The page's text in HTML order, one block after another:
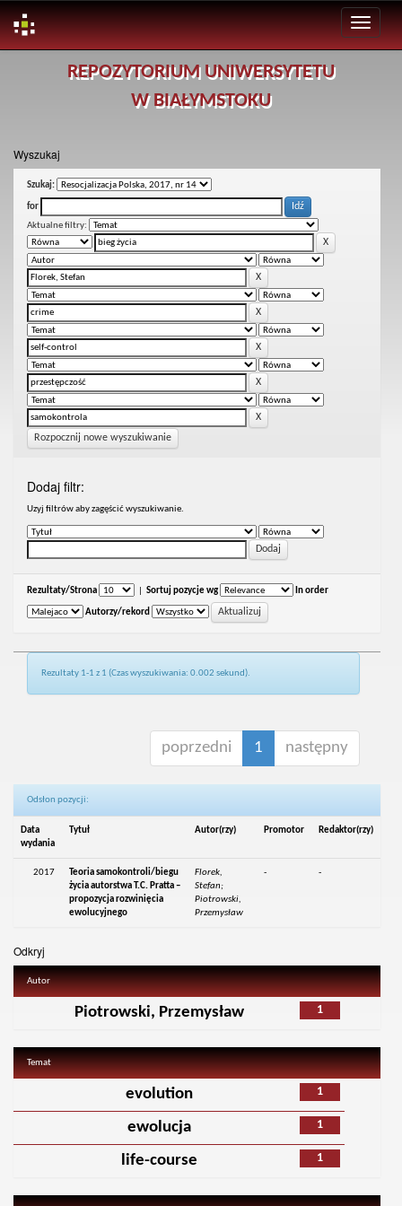
REPOZYTORIUM UNIWERSYTETU
W BIAŁYMSTOKU
Wyszukaj
Szukaj:
for
Aktualne filtry:
Rozpocznij nowe wyszukiwanie
Dodaj filtr:
Uzyj filtrów aby zagęścić wyszukiwanie.
Rezultaty/Strona Sortuj pozycje wg In order
Autorzy/rekord
Rezultaty 1-1 z 1 (Czas wyszukiwania: 0.002 sekund).
poprzedni 1 następny
Odsłon pozycji:
Data
wydania
Tytuł Autor(rzy) Promotor Redaktor(rzy)
2017
Teoria samokontroli/biegu
życia autorstwa T.C. Pratta –
propozycja rozwinięcia
ewolucyjnego
Florek,
Stefan;
Piotrowski,
Przemysław
- -
Odkryj
Autor
1
Piotrowski, Przemysław
Temat
1
evolution
1
ewolucja
1
life-course